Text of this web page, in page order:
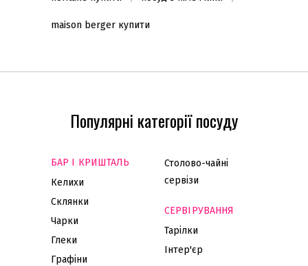
maison berger купити
Популярні категорії посуду
БАР І КРИШТАЛЬ
Келихи
Склянки
Чарки
Глеки
Графіни
Столово-чайні
сервізи
СЕРВІРУВАННЯ
Тарілки
Інтер'єр